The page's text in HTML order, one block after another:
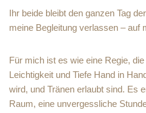
Ihr beide bleibt den ganzen Tag
meine Begleitung verlassen – auf
Für mich ist es wie eine Regie,
Leichtigkeit und Tiefe Hand in
wird, und Tränen erlaubt sind. Es
Raum, eine unvergessliche